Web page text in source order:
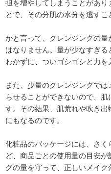
担を増やしてしまうことがあり
とで、その分肌の水分を逃すこ
かと言って、クレンジングの
はなりません。量が少なすぎ
わかずに、ついゴシゴシと力を
また、少量のクレンジングで
らせることができないので、
す。その結果、肌荒れや吹き
にもなるのです。
化粧品のパッケージには、さ
ど、商品ごとの使用量の目安
グの量を守って、正しいメイク